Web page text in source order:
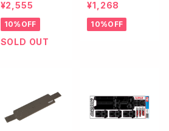
スクリュー【1/10
オフ用/2本入】
¥2,555
10%OFF
SOLD OUT
クピボットボー
ル【アソシB6.4/
¥1,268
10%OFF